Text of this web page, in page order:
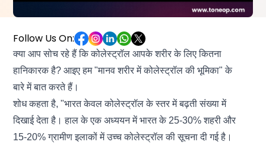
Follow Us On:
क्या आप सोच रहे हैं कि कोलेस्ट्रॉल आपके शरीर के लिए कितना
हानिकारक है? आइए हम "मानव शरीर में कोलेस्ट्रॉल की भूमिका" के
बारे में बात करते हैं।
शोध कहता है, "भारत केवल कोलेस्ट्रॉल के स्तर में बढ़ती संख्या में
दिखाई देता है। हाल के एक अध्ययन में भारत के 25-30% शहरी और
15-20% ग्रामीण इलाकों में उच्च कोलेस्ट्रॉल की सूचना दी गई है।